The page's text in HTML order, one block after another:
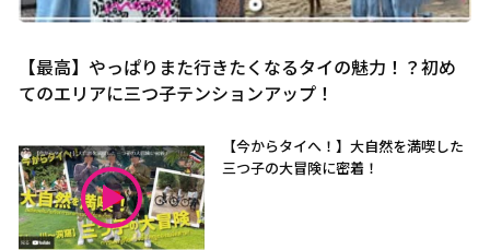
【最高】やっぱりまた行きたくなるタイの魅力！？初め
てのエリアに三つ子テンションアップ！
【今からタイへ！】大自然を満喫した
三つ子の大冒険に密着！